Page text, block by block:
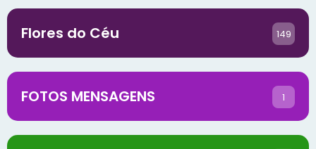
Flores do Céu 149
FOTOS MENSAGENS 1